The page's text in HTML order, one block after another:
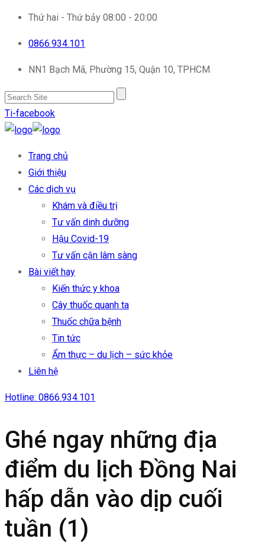
Thứ hai - Thứ bảy 08:00 - 20:00
0866.934.101
NN1 Bạch Mã, Phường 15, Quận 10, TPHCM
Ti-facebook
Trang chủ
Giới thiệu
Các dịch vụ
Khám và điều trị
Tư vấn dinh dưỡng
Hậu Covid-19
Tư vấn cận lâm sàng
Bài viết hay
Kiến thức y khoa
Cây thuốc quanh ta
Thuốc chữa bệnh
Tin tức
Ẩm thực – du lịch – sức khỏe
Liên hệ
Hotline: 0866.934.101
Ghé ngay những địa
điểm du lịch Đồng Nai
hấp dẫn vào dịp cuối
tuần (1)